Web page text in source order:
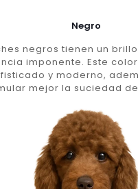
Negro
negros tienen un
imponente. Este
y moderno,
mejor la suciedad